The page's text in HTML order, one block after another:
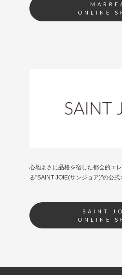
ONLINE
心地よさに品格を宿した都会的エ
る"SAINT JOIE(サンジョア)"の公式
SAINT
ONLINE